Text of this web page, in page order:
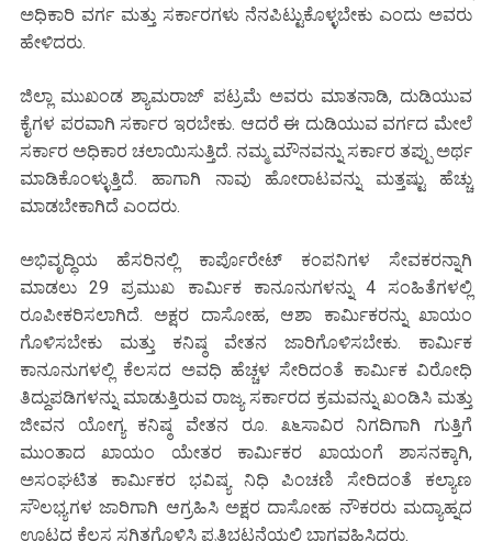
ಅಧಿಕಾರಿ ವರ್ಗ ಮತ್ತು ಸರ್ಕಾರಗಳು ನೆನಪಿಟ್ಟುಕೊಳ್ಳಬೇಕು ಎಂದು ಅವರು
ಹೇಳಿದರು.
ಜಿಲ್ಲಾ ಮುಖಂಡ ಶ್ಯಾಮರಾಜ್ ಪಟ್ರಮೆ ಅವರು ಮಾತನಾಡಿ, ದುಡಿಯುವ
ಕೈಗಳ ಪರವಾಗಿ ಸರ್ಕಾರ ಇರಬೇಕು. ಆದರೆ ಈ ದುಡಿಯುವ ವರ್ಗದ ಮೇಲೆ
ಸರ್ಕಾರ ಅಧಿಕಾರ ಚಲಾಯಿಸುತ್ತಿದೆ. ನಮ್ಮ ಮೌನವನ್ನು ಸರ್ಕಾರ ತಪ್ಪು ಅರ್ಥ
ಮಾಡಿಕೊಂಳ್ಳುತ್ತಿದೆ. ಹಾಗಾಗಿ ನಾವು ಹೋರಾಟವನ್ನು ಮತ್ತಷ್ಟು ಹೆಚ್ಚು
ಮಾಡಬೇಕಾಗಿದೆ ಎಂದರು.
ಅಭಿವೃದ್ಧಿಯ ಹೆಸರಿನಲ್ಲಿ ಕಾರ್ಪೊರೇಟ್ ಕಂಪನಿಗಳ ಸೇವಕರನ್ನಾಗಿ
ಮಾಡಲು 29 ಪ್ರಮುಖ ಕಾರ್ಮಿಕ ಕಾನೂನುಗಳನ್ನು 4 ಸಂಹಿತೆಗಳಲ್ಲಿ
ರೂಪೀಕರಿಸಲಾಗಿದೆ. ಅಕ್ಷರ ದಾಸೋಹ, ಆಶಾ ಕಾರ್ಮಿಕರನ್ನು ಖಾಯಂ
ಗೊಳಿಸಬೇಕು ಮತ್ತು ಕನಿಷ್ಠ ವೇತನ ಜಾರಿಗೊಳಿಸಬೇಕು. ಕಾರ್ಮಿಕ
ಕಾನೂನುಗಳಲ್ಲಿ ಕೆಲಸದ ಅವಧಿ ಹೆಚ್ಚಳ ಸೇರಿದಂತೆ ಕಾರ್ಮಿಕ ವಿರೋಧಿ
ತಿದ್ದುಪಡಿಗಳನ್ನು ಮಾಡುತ್ತಿರುವ ರಾಜ್ಯ ಸರ್ಕಾರದ ಕ್ರಮವನ್ನು ಖಂಡಿಸಿ ಮತ್ತು
ಜೀವನ ಯೋಗ್ಯ ಕನಿಷ್ಠ ವೇತನ ರೂ. ೩೬ಸಾವಿರ ನಿಗದಿಗಾಗಿ ಗುತ್ತಿಗೆ
ಮುಂತಾದ ಖಾಯಂ ಯೇತರ ಕಾರ್ಮಿಕರ ಖಾಯಂಗೆ ಶಾಸನಕ್ಕಾಗಿ,
ಅಸಂಘಟಿತ ಕಾರ್ಮಿಕರ ಭವಿಷ್ಯ ನಿಧಿ ಪಿಂಚಣಿ ಸೇರಿದಂತೆ ಕಲ್ಯಾಣ
ಸೌಲಭ್ಯಗಳ ಜಾರಿಗಾಗಿ ಆಗ್ರಹಿಸಿ ಅಕ್ಷರ ದಾಸೋಹ ನೌಕರರು ಮದ್ಯಾಹ್ನದ
ಊಟದ ಕೆಲಸ ಸ್ಥಗಿತಗೊಳಿಸಿ ಪ್ರತಿಭಟನೆಯಲ್ಲಿ ಭಾಗವಹಿಸಿದರು.